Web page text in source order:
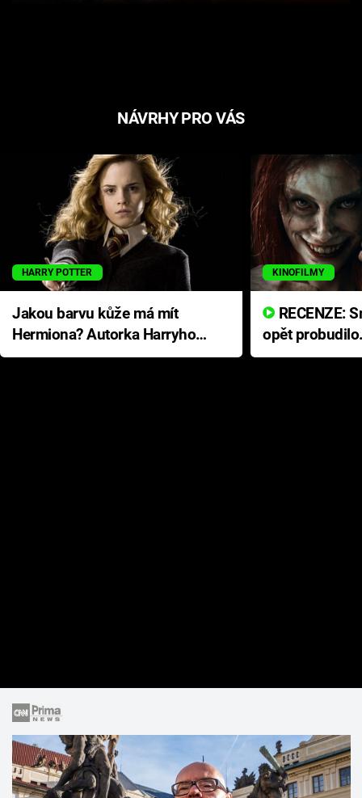
NÁVRHY PRO VÁS
HARRY POTTER
Jakou barvu kůže má mít
Hermiona? Autorka Harryho
Pottera přišla s ráznou
KINOFILMY
opět
přichází s